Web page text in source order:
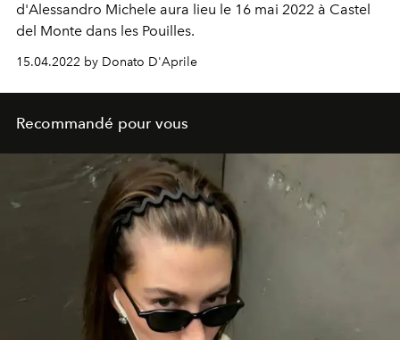
d'Alessandro Michele aura lieu le 16 mai 2022 à Castel
del Monte dans les Pouilles.
15.04.2022 by Donato D'Aprile
Recommandé pour vous